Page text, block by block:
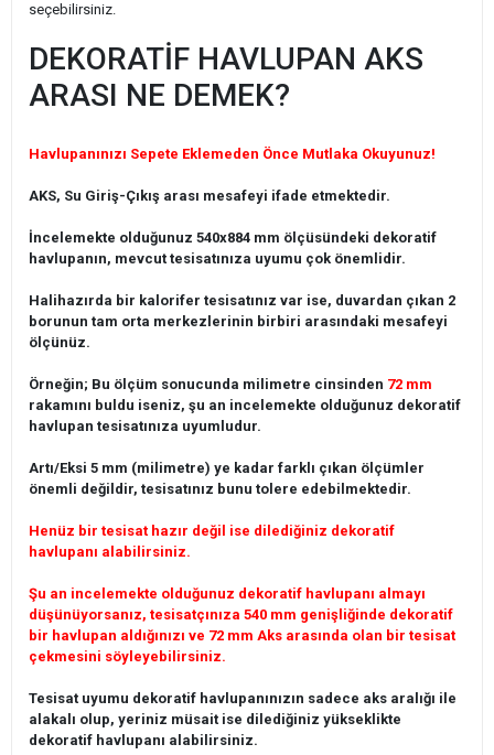
seçebilirsiniz.
DEKORATİF HAVLUPAN AKS
ARASI NE DEMEK?
Havlupanınızı Sepete Eklemeden Önce Mutlaka Okuyunuz!
AKS, Su Giriş-Çıkış arası mesafeyi ifade etmektedir.
İncelemekte olduğunuz 540x884 mm ölçüsündeki dekoratif
havlupanın, mevcut tesisatınıza uyumu çok önemlidir.
Halihazırda bir kalorifer tesisatınız var ise, duvardan çıkan 2
borunun tam orta merkezlerinin birbiri arasındaki mesafeyi
ölçünüz.
Örneğin; Bu ölçüm sonucunda milimetre cinsinden 72 mm
rakamını buldu iseniz, şu an incelemekte olduğunuz dekoratif
havlupan tesisatınıza uyumludur.
Artı/Eksi 5 mm (milimetre) ye kadar farklı çıkan ölçümler
önemli değildir, tesisatınız bunu tolere edebilmektedir.
Henüz bir tesisat hazır değil ise dilediğiniz dekoratif
havlupanı alabilirsiniz.
Şu an incelemekte olduğunuz dekoratif havlupanı almayı
düşünüyorsanız, tesisatçınıza 540 mm genişliğinde dekoratif
bir havlupan aldığınızı ve 72 mm Aks arasında olan bir tesisat
çekmesini söyleyebilirsiniz.
Tesisat uyumu dekoratif havlupanınızın sadece aks aralığı ile
alakalı olup, yeriniz müsait ise dilediğiniz yükseklikte
dekoratif havlupanı alabilirsiniz.